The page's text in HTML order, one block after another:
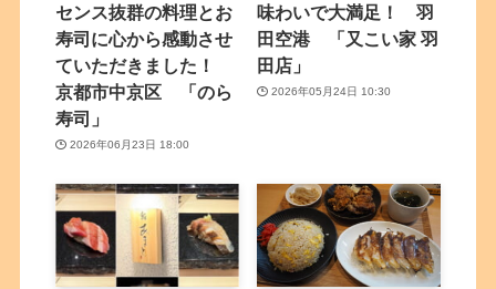
センス抜群の料理とお
寿司に心から感動させ
ていただきました！
京都市中京区 「のら
寿司」
2026年06月23日 18:00
味わいで大満足！ 羽
田空港 「又こい家 羽
田店」
2026年05月24日 10:30